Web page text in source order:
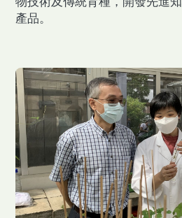
產品。